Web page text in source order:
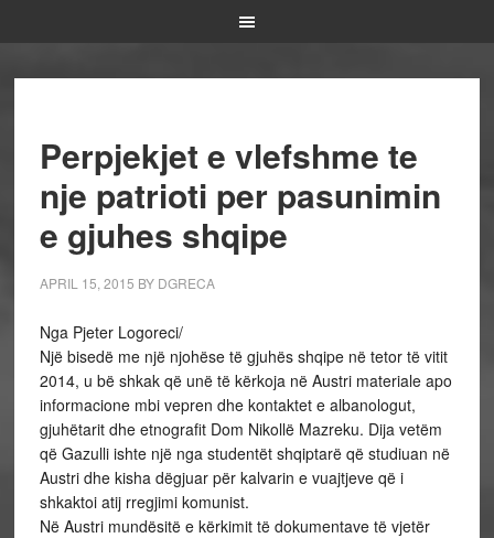
Perpjekjet e vlefshme te
nje patrioti per pasunimin
e gjuhes shqipe
APRIL 15, 2015 BY DGRECA
Nga Pjeter Logoreci/
Një bisedë me një njohëse të gjuhës shqipe në tetor të vitit
2014, u bë shkak që unë të kërkoja në Austri materiale apo
informacione mbi vepren dhe kontaktet e albanologut,
gjuhëtarit dhe etnografit Dom Nikollë Mazreku. Dija vetëm
që Gazulli ishte një nga studentët shqiptarë që studiuan në
Austri dhe kisha dëgjuar për kalvarin e vuajtjeve që i
shkaktoi atij rregjimi komunist.
Në Austri mundësitë e kërkimit të dokumentave të vjetër